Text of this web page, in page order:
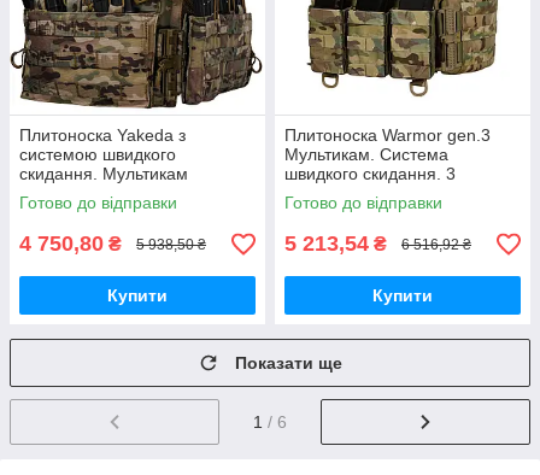
Плитоноска Yakeda з
системою швидкого
скидання. Мультикам
Готово до відправки
4 750,80 ₴ 5 938,50 ₴
Купити
Плитоноска Warmor gen.3
Мультикам. Система
швидкого скидання. 3
підсумки. (Великого розміру)
Готово до відправки
5 213,54 ₴ 6 516,92 ₴
Купити
Показати ще
1 / 6